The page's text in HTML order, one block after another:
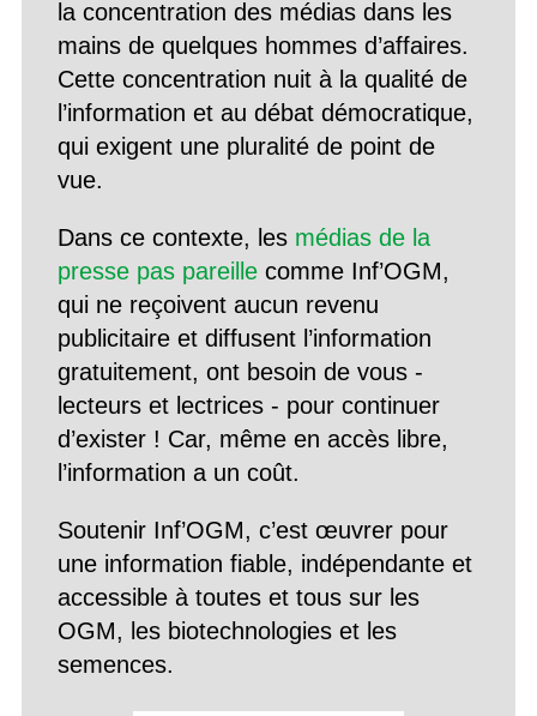
la concentration des médias dans les
mains de quelques hommes d’affaires.
Cette concentration nuit à la qualité de
l’information et au débat démocratique,
qui exigent une pluralité de point de
vue.
Dans ce contexte, les médias de la
presse pas pareillecomme Inf’OGM,
qui ne reçoivent aucun revenu
publicitaire et diffusent l’information
gratuitement, ont besoin de vous -
lecteurs et lectrices - pour continuer
d’exister ! Car, même en accès libre,
l’information a un coût.
Soutenir Inf’OGM, c’est œuvrer pour
une information fiable, indépendante et
accessible à toutes et tous sur les
OGM, les biotechnologies et les
semences.